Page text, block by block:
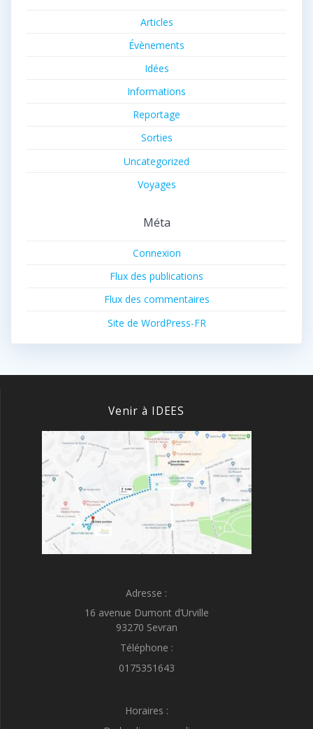
Articles
Évènements
Idées
Informations
Reportage
Sorties
Uncategorized
Voyages
Méta
Connexion
Flux des publications
Flux des commentaires
Site de WordPress-FR
Venir à IDEES
Adresse :
16 avenue Dumont d’Urville
93270 Sevran
Téléphone :
0175351643
Horaires :